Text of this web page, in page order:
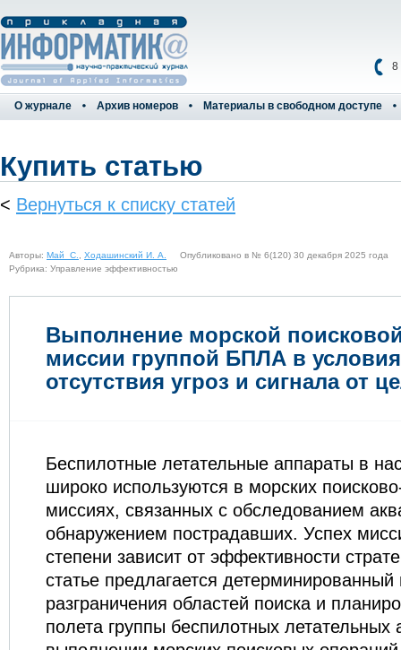
8
О журнале Архив номеров Материалы в свободном доступе
Купить статью
< Вернуться к списку статей
Авторы: Май С. Ходашинский И. А.
Опубликовано в № 6(120) 30 декабря 2025 года
Рубрика: Управление эффективностью
Выполнение морской
миссии группой БПЛА в
отсутствия угроз и сигнала от
Беспилотные летательные аппараты в
широко используются в морских
миссиях, связанных с обследованием
обнаружением пострадавших. Успех
степени зависит от эффективности
статье предлагается детерминированный
разграничения областей поиска и
полета группы беспилотных летательных